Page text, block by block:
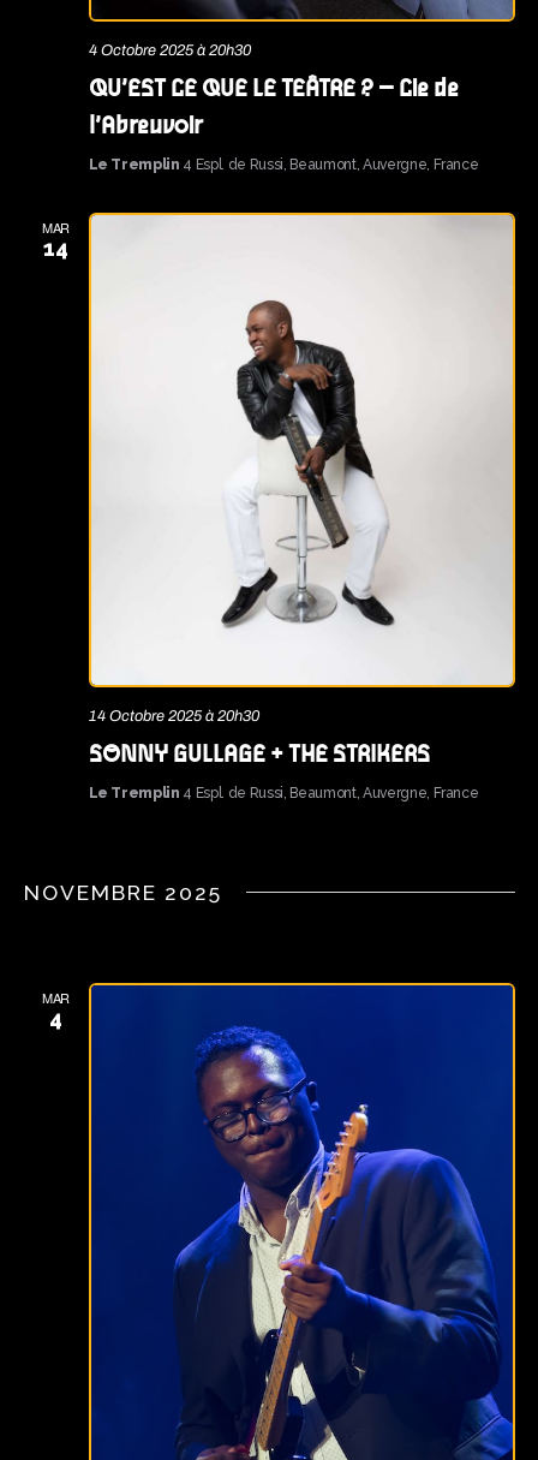
4 Octobre 2025 à 20h30
QU’EST CE QUE LE TEÂTRE ? – Cie de
l’Abreuvoir
Le Tremplin 4 Espl. de Russi, Beaumont, Auvergne, France
MAR
14
14 Octobre 2025 à 20h30
SONNY GULLAGE + THE STRIKERS
Le Tremplin 4 Espl. de Russi, Beaumont, Auvergne, France
NOVEMBRE 2025
MAR
4